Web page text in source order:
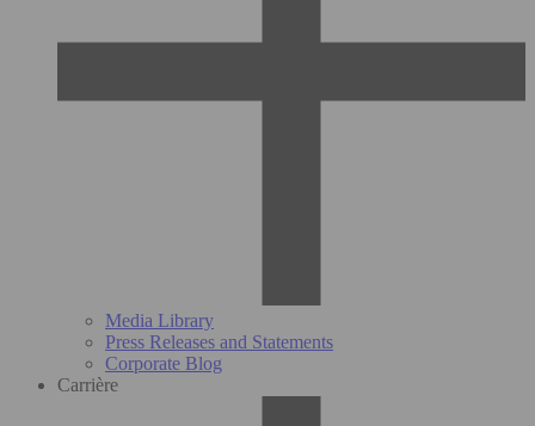
Media Library
Press Releases and Statements
Corporate Blog
Carrière